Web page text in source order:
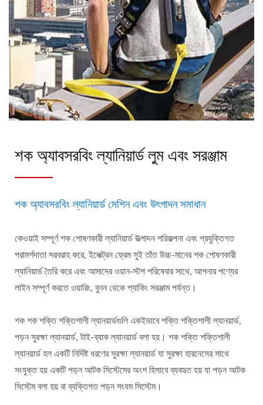
শক অ্যাবসরবিং ল্যানিয়ার্ড লুম এবং সরঞ্জাম
শক অ্যাবসরবিং ল্যানিয়ার্ড মেশিন এবং উৎপাদন সমাধান
কেওয়াই সম্পূর্ণ শক শোষণকারী ল্যানিয়ার্ড উত্পাদন পরিকল্পনা এবং প্রযুক্তিগত
পরামর্শদাতা সরবরাহ করে, ইলেক্ট্রন ফ্রেম সুই তাঁত উচ্চ-মানের শক শোষণকারী
ল্যানিয়ার্ড তৈরি করে এবং আমাদের ওয়ান-স্টপ পরিষেবার সাথে, আপনার পণ্যের
লাইন সম্পূর্ণ করতে ওয়ারিং, বুনন থেকে প্যাকিং সরঞ্জাম পর্যন্ত।
শক শক শক্তি শক্তিশালী ল্যানয়ার্ডগুলি একইভাবে শক্তি শক্তিশালী ল্যানয়ার্ড,
পড়ন সুরক্ষা ল্যানয়ার্ড, টাই-ব্যাক ল্যানয়ার্ড বলা হয়। শক শক্তি শক্তিশালী
ল্যানয়ার্ড হল একটি নির্দিষ্ট ধরণের সুরক্ষা ল্যানয়ার্ড যা সুরক্ষা হারনেসের সাথে
সংযুক্ত হয় একটি পড়ন আটক সিস্টেমের অংশ হিসাবে ব্যবহৃত হয় যা পড়ন আটক
সিস্টেম বলা হয় বা ব্যক্তিগত পড়ন সংযম সিস্টেম।